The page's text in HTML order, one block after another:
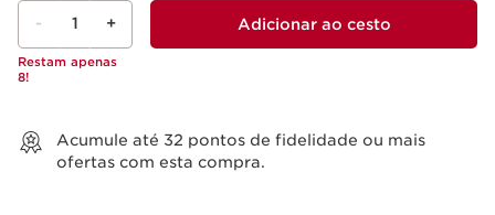
- 1 +
Restam apenas
8!
Adicionar ao cesto
Acumule até 32 pontos de fidelidade ou mais
ofertas com esta compra.